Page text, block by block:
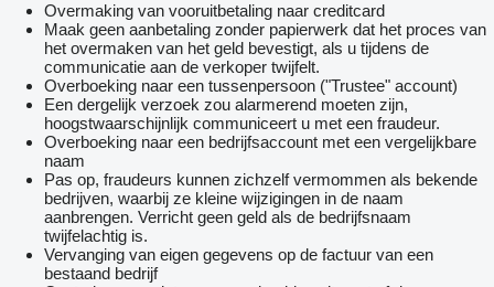
Overmaking van vooruitbetaling naar creditcard
Maak geen aanbetaling zonder papierwerk dat het proces van
het overmaken van het geld bevestigt, als u tijdens de
communicatie aan de verkoper twijfelt.
Overboeking naar een tussenpersoon ("Trustee" account)
Een dergelijk verzoek zou alarmerend moeten zijn,
hoogstwaarschijnlijk communiceert u met een fraudeur.
Overboeking naar een bedrijfsaccount met een vergelijkbare
naam
Pas op, fraudeurs kunnen zichzelf vermommen als bekende
bedrijven, waarbij ze kleine wijzigingen in de naam
aanbrengen. Verricht geen geld als de bedrijfsnaam
twijfelachtig is.
Vervanging van eigen gegevens op de factuur van een
bestaand bedrijf